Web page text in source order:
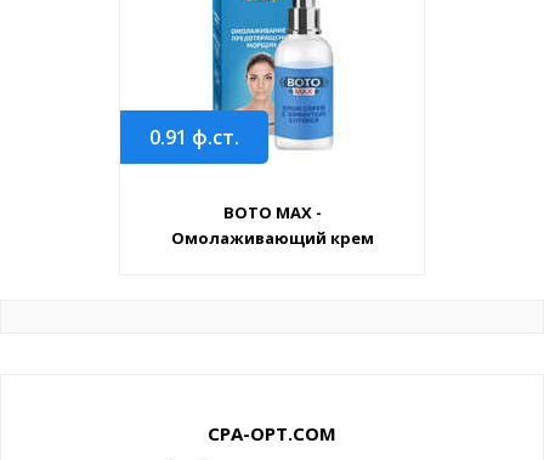
0.91 ф.ст.
BOTO MAX -
Омолаживающий крем
CPA-OPT.COM